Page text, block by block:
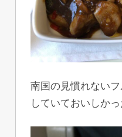
南国の見慣れない
していておいしかっ